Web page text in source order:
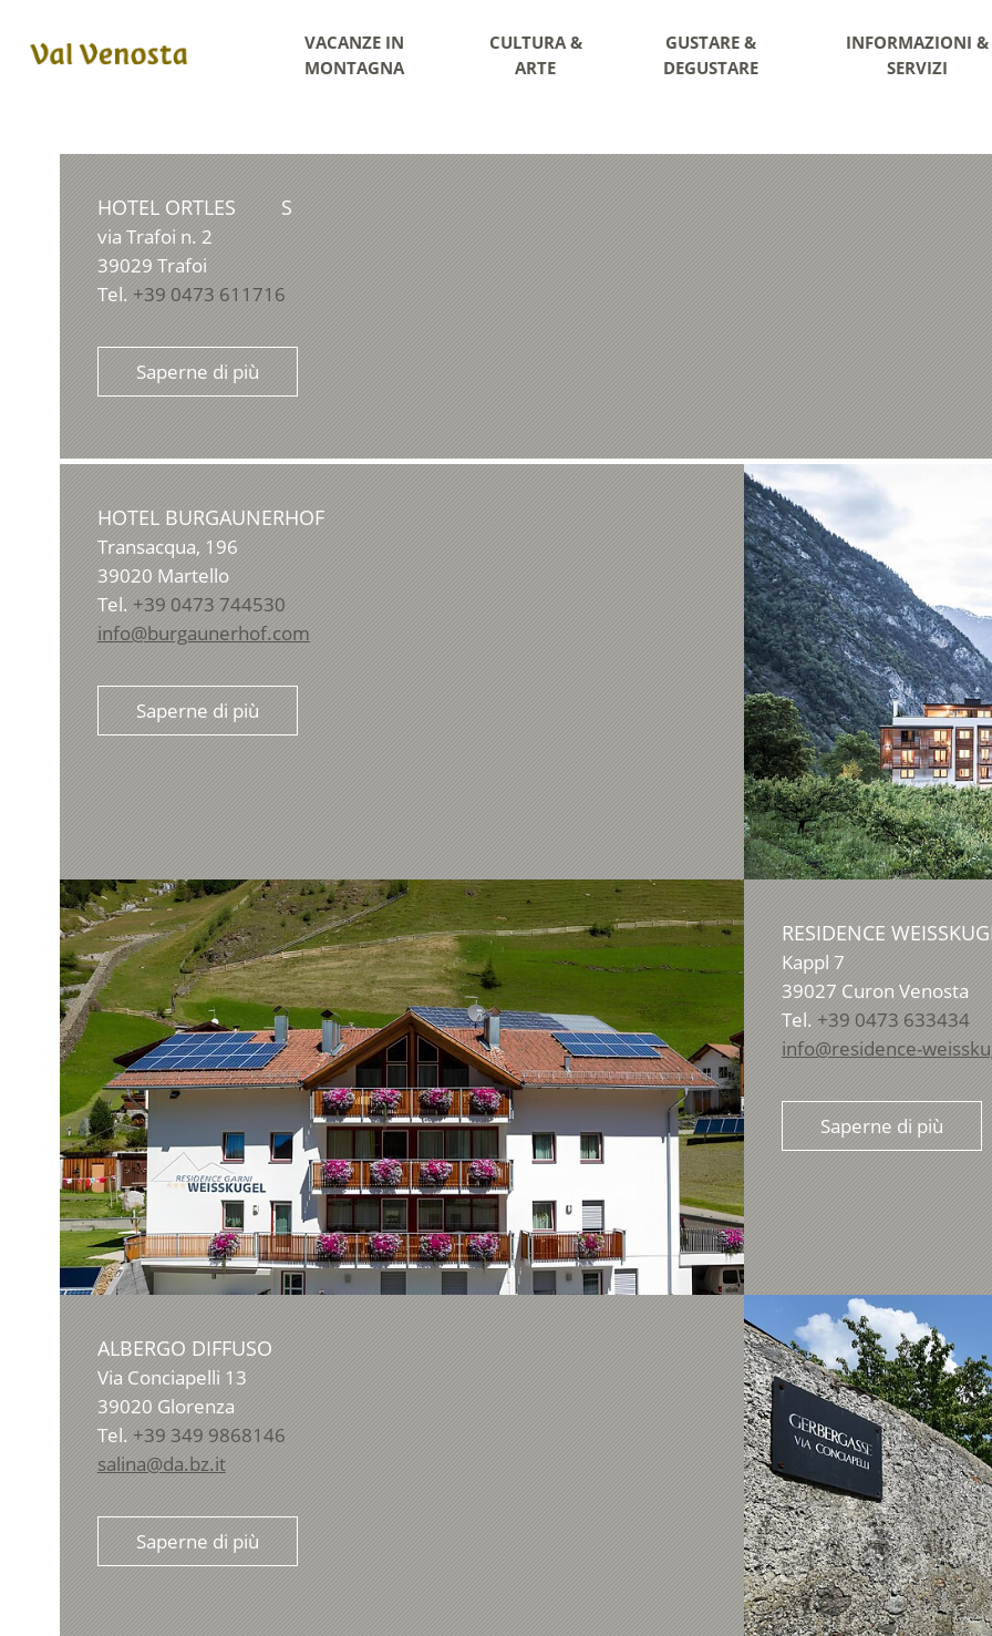
VACANZE IN
MONTAGNA
CULTURA &
ARTE
GUSTARE &
DEGUSTARE
INFORMAZIONI &
SERVIZI
HOTEL ORTLES S
via Trafoi n. 2
39029 Trafoi
Tel. +39 0473 611716
Saperne di più
HOTEL BURGAUNERHOF
Transacqua, 196
39020 Martello
Tel. +39 0473 744530
info@burgaunerhof.com
Saperne di più
RESIDENCE
Kappl 7
39027 Curon Venosta
Tel. +39 0473 633434
info@residence-
Saperne di più
ALBERGO DIFFUSO
Via Conciapelli 13
39020 Glorenza
Tel. +39 349 9868146
salina@da.bz.it
Saperne di più